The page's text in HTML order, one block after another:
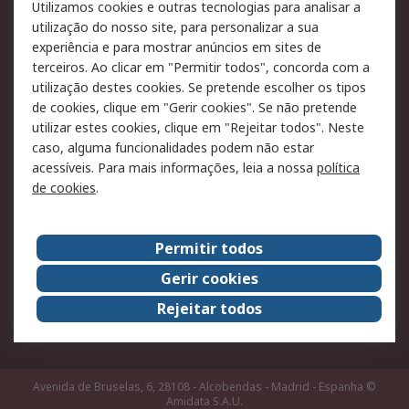
Pagamento e
faturação
Legal
Aviso legal
Política de cookies
Política de privacidade
- Atualizada
Segurança de emails
Condições de venda
Sobre a RS
A RS no mundo
RS Group
Sobre a RS
Trabalhar na RS
ESG
Avenida de Bruselas, 6, 28108 - Alcobendas - Madrid - Espanha ©
Amidata S.A.U.
Utilizamos cookies e outras tecnologias para analisar a
utilização do nosso site, para personalizar a sua
experiência e para mostrar anúncios em sites de
terceiros. Ao clicar em "Permitir todos", concorda com a
utilização destes cookies. Se pretende escolher os tipos
de cookies, clique em "Gerir cookies". Se não pretende
utilizar estes cookies, clique em "Rejeitar todos". Neste
caso, alguma funcionalidades podem não estar
acessíveis. Para mais informações, leia a nossa política
de cookies.
Permitir todos
Gerir cookies
Rejeitar todos